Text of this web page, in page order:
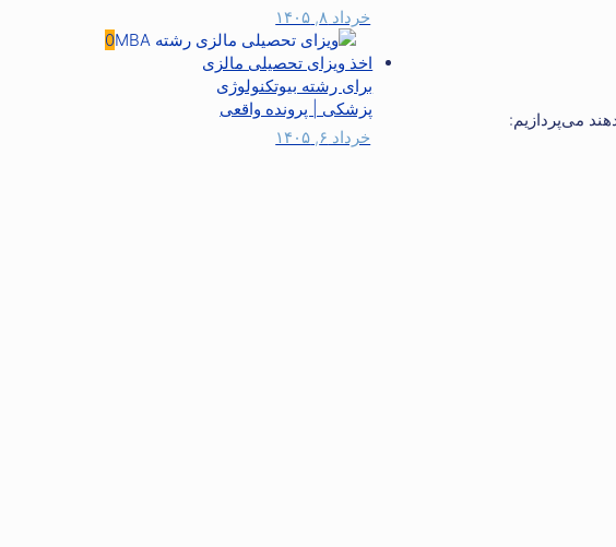
خرداد ۸, ۱۴۰۵
0
اخذ ویزای تحصیلی مالزی
برای رشته بیوتکنولوژی
پزشکی | پرونده واقعی
خرداد ۶, ۱۴۰۵